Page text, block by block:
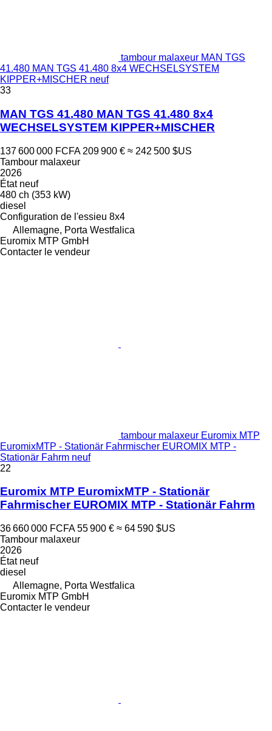
tambour malaxeur MAN TGS
41.480 MAN TGS 41.480 8x4 WECHSELSYSTEM
KIPPER+MISCHER neuf
33
MAN TGS 41.480 MAN TGS 41.480 8x4
WECHSELSYSTEM KIPPER+MISCHER
137 600 000 FCFA 209 900 € ≈ 242 500 $US
Tambour malaxeur
2026
Étatneuf
480 ch (353 kW)
diesel
Configuration de l'essieu 8x4
Allemagne, Porta Westfalica
Euromix MTP GmbH
Contacter le vendeur
tambour malaxeur Euromix MTP
EuromixMTP - Stationär Fahrmischer EUROMIX MTP -
Stationär Fahrm neuf
22
Euromix MTP EuromixMTP - Stationär
Fahrmischer EUROMIX MTP - Stationär Fahrm
36 660 000 FCFA 55 900 € ≈ 64 590 $US
Tambour malaxeur
2026
Étatneuf
diesel
Allemagne, Porta Westfalica
Euromix MTP GmbH
Contacter le vendeur